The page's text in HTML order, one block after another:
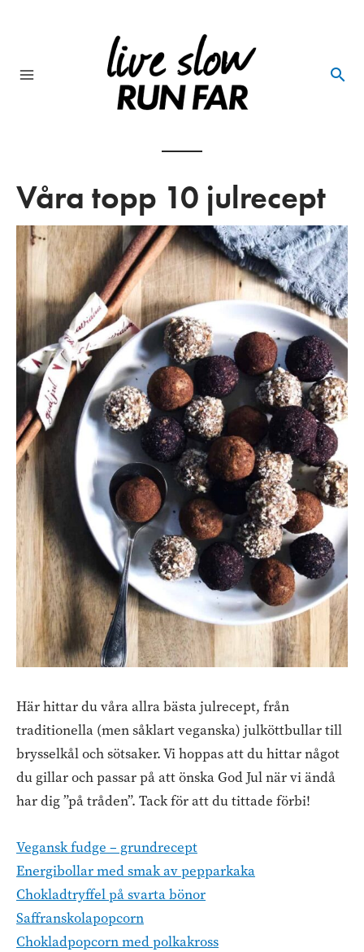
Våra topp 10 julrecept
Här hittar du våra allra bästa julrecept, från
traditionella (men såklart veganska) julköttbullar till
brysselkål och sötsaker. Vi hoppas att du hittar något
du gillar och passar på att önska God Jul när vi ändå
har dig ”på tråden”. Tack för att du tittade förbi!
Vegansk fudge – grundrecept
Energibollar med smak av pepparkaka
Chokladtryffel på svarta bönor
Saffranskolapopcorn
Chokladpopcorn med polkakross